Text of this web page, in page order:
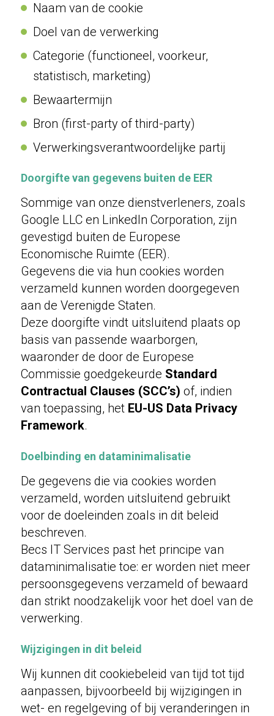
Naam van de cookie
Doel van de verwerking
Categorie (functioneel, voorkeur,
statistisch, marketing)
Bewaartermijn
Bron (first-party of third-party)
Verwerkingsverantwoordelijke partij
Doorgifte van gegevens buiten de EER
Sommige van onze dienstverleners, zoals
Google LLC en LinkedIn Corporation, zijn
gevestigd buiten de Europese
Economische Ruimte (EER).
Gegevens die via hun cookies worden
verzameld kunnen worden doorgegeven
aan de Verenigde Staten.
Deze doorgifte vindt uitsluitend plaats op
basis van passende waarborgen,
waaronder de door de Europese
Commissie goedgekeurde Standard
Contractual Clauses (SCC’s) of, indien
van toepassing, het EU-US Data Privacy
Framework.
Doelbinding en dataminimalisatie
De gegevens die via cookies worden
verzameld, worden uitsluitend gebruikt
voor de doeleinden zoals in dit beleid
beschreven.
Becs IT Services past het principe van
dataminimalisatie toe: er worden niet meer
persoonsgegevens verzameld of bewaard
dan strikt noodzakelijk voor het doel van de
verwerking.
Wijzigingen in dit beleid
Wij kunnen dit cookiebeleid van tijd tot tijd
aanpassen, bijvoorbeeld bij wijzigingen in
wet- en regelgeving of bij veranderingen in